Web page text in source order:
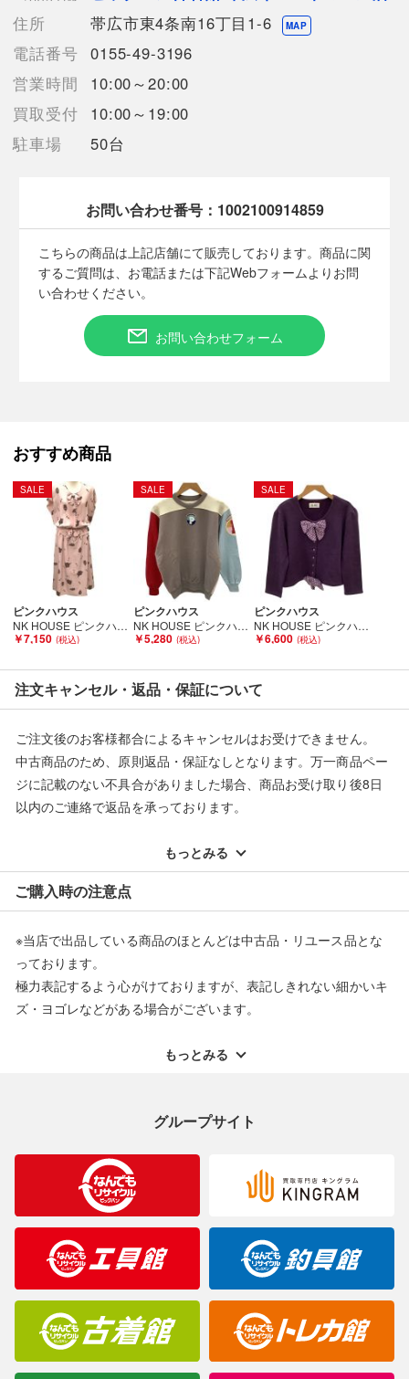
使用感やキズや汚れ等が目立つ中古品
【使用予定配送業者】佐川急便 飛脚宅配便60サイズ
【こちらの商品は在庫連動システムを導入し、店頭や他ネットシ
ョップと併売を行なっておりますが、
タイミングによりシステムの反映が間に合わず欠品となってしま
う場合がございます。
売切れの場合は、ご購入をキャンセルさせていただく場合がござ
【備考/コメント】
程度C 色褪せや使用感、汚れがあります。
サイズは平置きでの計測となっております。
商品画像に関しては出来る限り忠実に表示出来るよう努めており
ますが、実際の商品と比較し色味に若干の誤差が生じる場合があ
りますこと予めご了承ください。
店頭との併売商品のため、記載に無い細かなキズ、汚れが見受け
■状態等は画像をご確認・ご参照下さい。
こちらの商品はお客様から買取させていただいた商品であり、
人の手を経た商品です。
■弊社（株式会社オカモト）を装った偽装サイトにご注意くださ
弊社（株式会社オカモト）の商品画像や文章を無断盗用した『偽
装サイト』を確認しておりますが、
当店とは一切関係がございませんのでご注意ください。
住所
帯広市東4条南16丁目1-6 MAP
電話番号 0155-49-3196
営業時間
10:00～20:00
買取受付
10:00～19:00
駐車場
50台
お問い合わせ番号： 1002100914859
こちらの商品は上記店舗にて販売しております。商品に関
するご質問は、お電話または下記Webフォームよりお問
い合わせください。
お問い合わせフォーム
おすすめ商品
SALE
ピンクハウス
NK HOUSE ピンクハウス 希少 レア レディース フレンチスリーブワンピース 兵隊柄 リボン ピンク Bランク
￥7,150
SALE
ピンクハウス
NK HOUSE ピンクハウス レディース スウェット トレーナー ベージュ Bランク
￥5,280
SALE
ピンクハウス
NK HOUSE ピンクハウス レディース カーディガン ジャケット リボン 水玉 パープル Bランク
￥6,600
注文キャンセル・返品・保証について
ご注文後のお客様都合によるキャンセルはお受けできません。
中古商品のため、原則返品・保証なしとなります。万一商品ペー
ジに記載のない不具合がありました場合、商品お受け取り後8日
以内のご連絡で返品を承っております。
配送料ともに当社負担で対応いたします。
※オンラインストアで購入頂いた商品は、店頭での返品はお受け
できません。また、商品の修理及び交換に関しては承ることがで
返品・交換について
もっとみる
ご購入時の注意点
※当店で出品している商品のほとんどは中古品・リユース品とな
っております。
極力表記するよう心がけておりますが、表記しきれない細かいキ
ズ・ヨゴレなどがある場合がございます。
ご理解くださいますようお願い申し上げます。
合がございますのでご了承ください。
※表記したカラー名は、当社が判断した名称を掲載しています。
製造元が定めたカラー名と異なることもあります。色調などご不
明なことがありましたらご購入前にお問い合わせください。
商品について
もっとみる
グループサイト